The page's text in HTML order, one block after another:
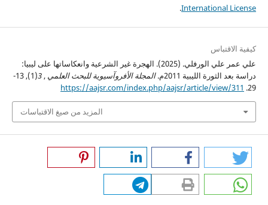
International License
.
كيفية الاقتباس
علي عمر علي الورفلي. (2025). الهجرة غير الشرعية وانعكاساتها على ليبيا:
دراسة بعد الثورة الليبية 2011م.
المجلة الأفروآسيوية للبحث العلمي ,
3
(1), 13-
29.
https://aajsr.com/index.php/aajsr/article/view/311
المزيد من صيغ الاقتباسات